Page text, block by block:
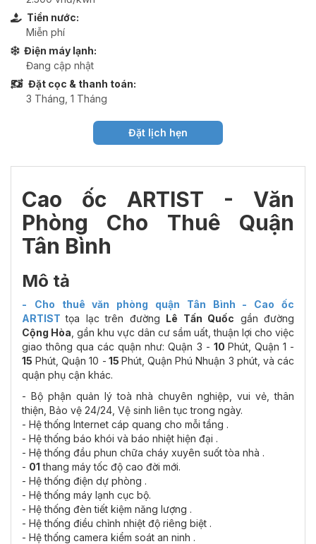
Tiền nước:
Miễn phí
Điện máy lạnh:
Đang cập nhật
Đặt cọc & thanh toán:
3 Tháng, 1 Tháng
Đặt lịch hẹn
Cao ốc ARTIST - Văn
Phòng Cho Thuê Quận
Tân Bình
Mô tả
- Cho thuê văn phòng quận Tân Bình - Cao ốc
ARTIST tọa lạc trên đường Lê Tấn Quốc gần đường
Cộng Hòa , gần khu vực dân cư sầm uất, thuận lợi cho việc
giao thông qua các quận như: Quận 3 - 10 Phút, Quận 1 -
15 Phút, Quận 10 - 15 Phút, Quận Phú Nhuận 3 phút, và các
quận phụ cận khác.
- Bộ phận quản lý toà nhà chuyên nghiệp, vui vẻ, thân
thiện, Bảo vệ 24/24, Vệ sinh liên tục trong ngày.
- Hệ thống Internet cáp quang cho mỗi tầng .
- Hệ thống báo khói và báo nhiệt hiện đại .
- Hệ thống đầu phun chữa cháy xuyên suốt tòa nhà .
- 01 thang máy tốc độ cao đời mới.
- Hệ thống điện dự phòng .
- Hệ thống máy lạnh cục bộ.
- Hệ thống đèn tiết kiệm năng lượng .
- Hệ thống điều chỉnh nhiệt độ riêng biệt .
- Hệ thống camera kiểm soát an ninh .